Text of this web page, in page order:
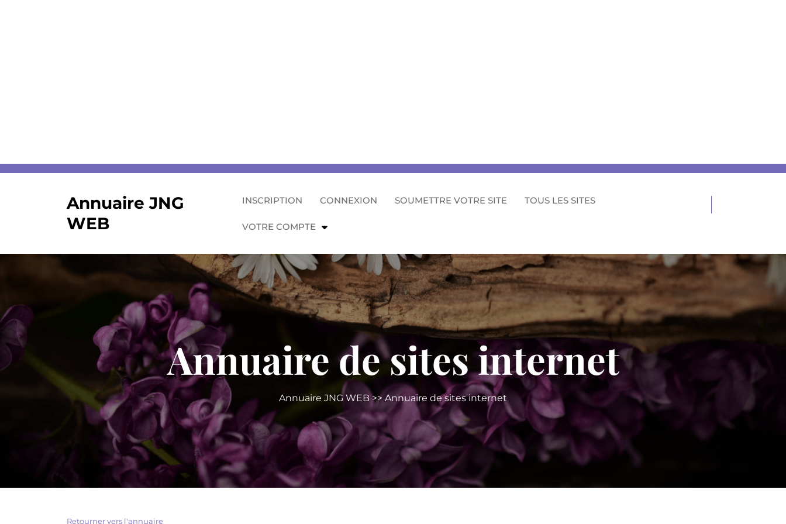
Annuaire JNG
WEB
INSCRIPTION CONNEXION SOUMETTRE VOTRE SITE TOUS LES SITES
VOTRE COMPTE
Annuaire de sites internet
Annuaire JNG WEB>> Annuaire de sites internet
Retourner vers l'annuaire